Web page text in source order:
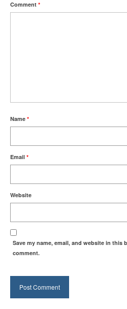
Comment *
Name *
Email *
Website
Save my name, email, and website in this
comment.